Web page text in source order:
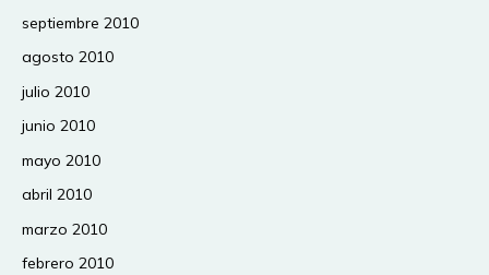
septiembre 2010
agosto 2010
julio 2010
junio 2010
mayo 2010
abril 2010
marzo 2010
febrero 2010